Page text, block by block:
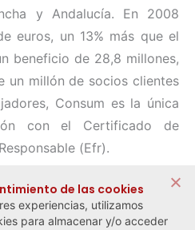
y Andalucía. En 2008
euros, un 13% más que el
beneficio de 28,8 millones,
un millón de socios clientes
Consum es la única
con el Certificado de
(Efr).
de las cookies
experiencias, utilizamos
para almacenar y/o acceder